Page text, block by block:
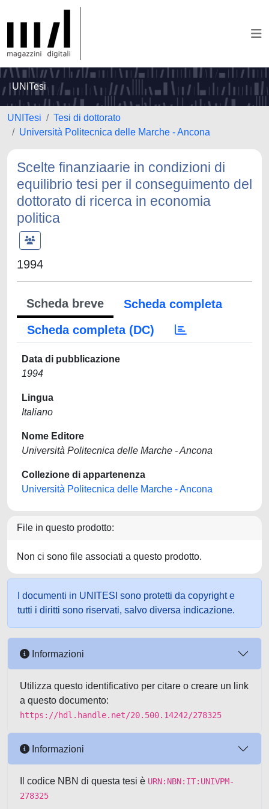
UNITesi
UNITesi
Tesi di dottorato
Università Politecnica delle Marche - Ancona
Scelte finanziaarie in condizioni di
equilibrio tesi per il conseguimento del
dottorato di ricerca in economia
politica
1994
Scheda breve
Scheda completa
Scheda completa (DC)
Data di pubblicazione
1994
Lingua
Italiano
Nome Editore
Università Politecnica delle Marche - Ancona
Collezione di appartenenza
Università Politecnica delle Marche - Ancona
File in questo prodotto:
Non ci sono file associati a questo prodotto.
I documenti in UNITESI sono protetti da copyright e
tutti i diritti sono riservati, salvo diversa indicazione.
Informazioni
Utilizza questo identificativo per citare o creare un link
a questo documento:
https://hdl.handle.net/20.500.14242/278325
Informazioni
Il codice NBN di questa tesi è URN:NBN:IT:UNIVPM-
278325